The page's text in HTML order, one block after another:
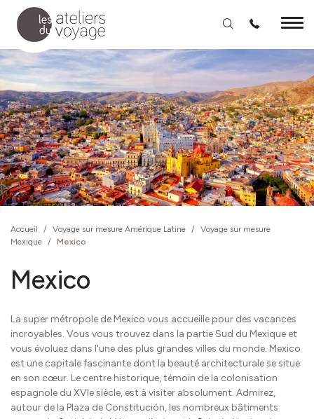
Aller au contenu principal
Accueil / Voyage sur mesure Amérique Latine / Voyage sur mesure
Mexique / Mexico
Mexico
La super métropole de Mexico vous accueille pour des vacances
incroyables. Vous vous trouvez dans la partie Sud du Mexique et
vous évoluez dans l'une des plus grandes villes du monde. Mexico
est une capitale fascinante dont la beauté architecturale se situe
en son cœur. Le centre historique, témoin de la colonisation
espagnole du XVIe siècle, est à visiter absolument. Admirez,
autour de la Plaza de Constitución, les nombreux bâtiments